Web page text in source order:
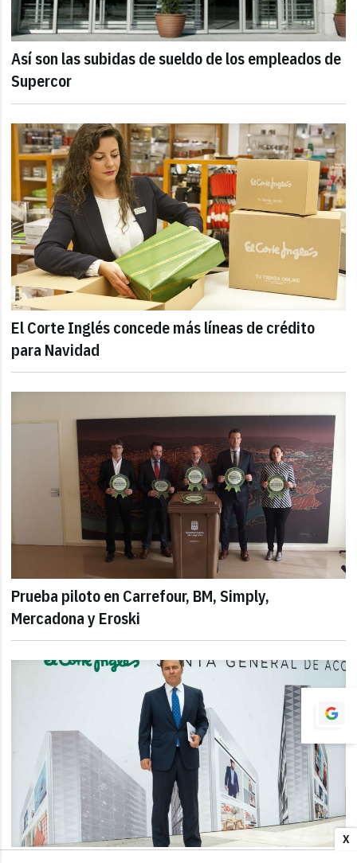
X
Así son las subidas de sueldo de los empleados de
Supercor
El Corte Inglés concede más líneas de crédito
para Navidad
Prueba piloto en Carrefour, BM, Simply,
Mercadona y Eroski